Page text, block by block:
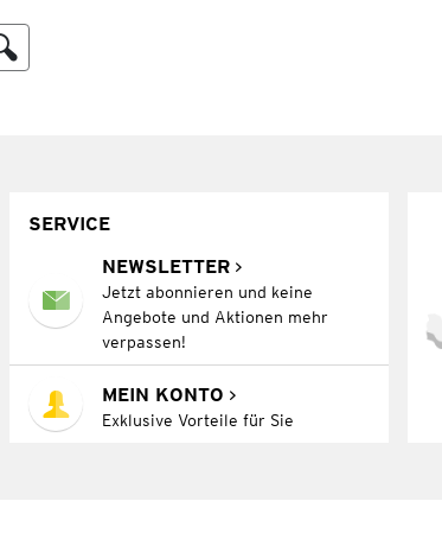
SERVICE
NEWSLETTER
Jetzt abonnieren und keine
Angebote und Aktionen mehr
verpassen!
MEIN KONTO
Exklusive Vorteile für Sie